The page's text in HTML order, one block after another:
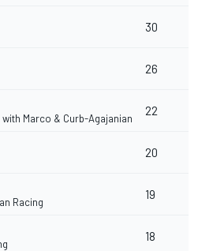
30
26
Marco & Curb-Agajanian
22
20
Racing
19
18